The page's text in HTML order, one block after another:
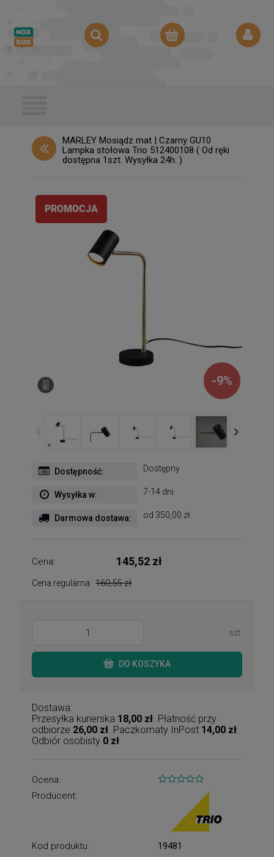
MARLEY Mosiądz mat | Czarny GU10
Lampka stołowa Trio 512400108 ( Od ręki
dostępna 1szt. Wysyłka 24h. )
PROMOCJA
-9%
Dostępność: Dostępny
Wysyłka w: 7-14 dni
Darmowa dostawa: od 350,00 zł
Cena: 145,52 zł
Cena regularna: 160,55 zł
szt.
DO KOSZYKA
Dostawa:
Przesyłka kurierska 18,00 zł . Płatność przy
odbiorze 26,00 zł . Paczkomaty InPost 14,00 zł
Odbiór osobisty 0 zł
Ocena:
Producent:
Kod produktu: 19481